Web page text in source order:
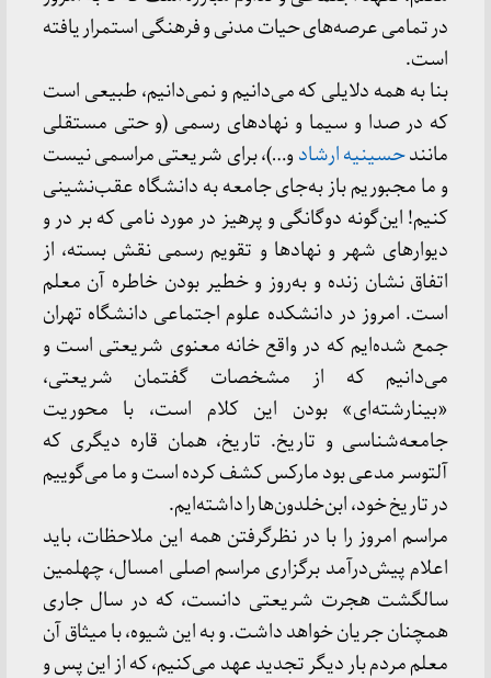
در تمامی عرصه‌های حیات مدنی و فرهنگی استمرار یافته
است.
بنا به همه دلایلی که می‌دانیم و نمی‌دانیم، طبیعی است
که در صدا و سیما و نهادهای رسمی (و حتی مستقلی
مانندحسینیه ارشاد و…)، برای شریعتی مراسمی نیست
و ما مجبوریم باز به‌جای جامعه به دانشگاه عقب‌نشینی
کنیم! این‌گونه دوگانگی و پرهیز در مورد نامی که بر در و
دیوارهای شهر و نهادها و تقویم رسمی نقش بسته، از
اتفاق نشان زنده و به‌روز و خطیر ‌بودن خاطره آن معلم
است. امروز در دانشکده علوم اجتماعی دانشگاه تهران
جمع شده‌ایم که در واقع خانه معنوی شریعتی است و
می‌دانیم که از مشخصات گفتمان شریعتی،
«بینارشته‌ای» بودن این کلام است، با محوریت
جامعه‌شناسی و تاریخ. تاریخ، همان قاره‌ دیگری که
آلتوسر مدعی بود مارکس کشف کرده است و ما می‌گوییم
در تاریخ خود، ابن‌خلدون‌ها را داشته‌ایم.
مراسم امروز را با در نظرگرفتن همه این ملاحظات، باید
اعلام پیش‌درآمد برگزاری مراسم اصلی امسال، چهلمین
سالگشت هجرت شریعتی دانست، که در سال جاری
همچنان جریان خواهد داشت. و به این شیوه، با میثاق آن
معلم مردم بار دیگر تجدید عهد می‌کنیم، که از این پس و